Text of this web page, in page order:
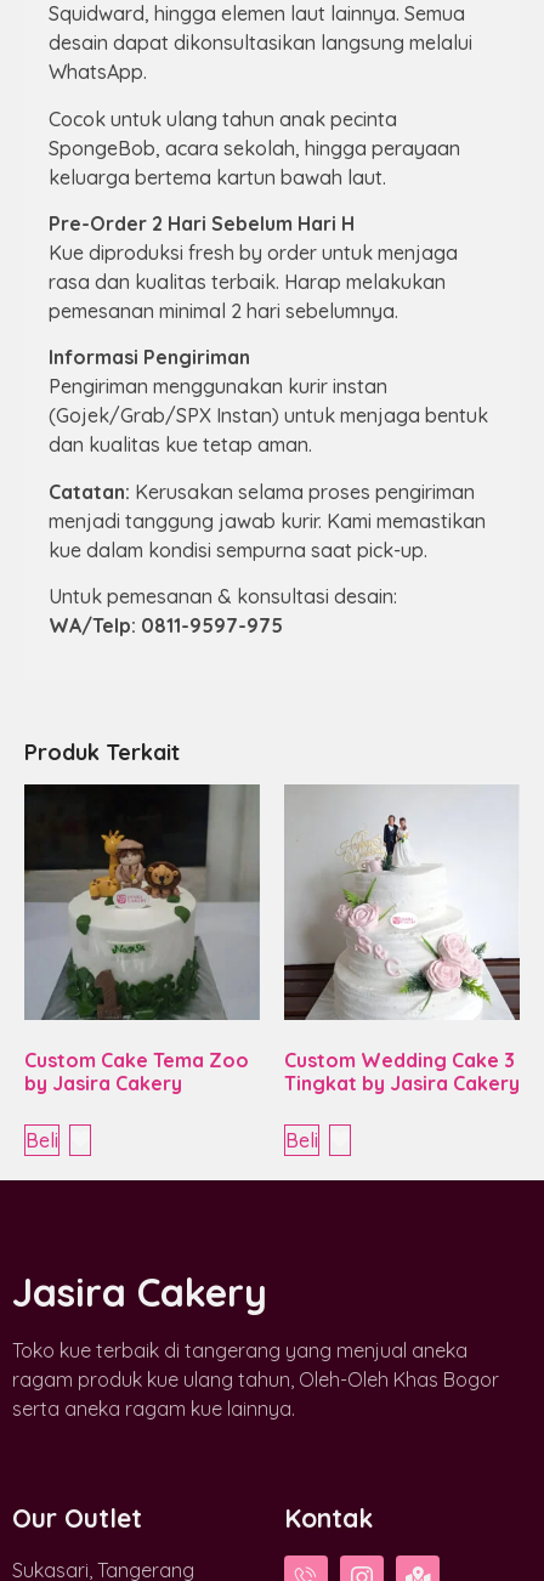
Produk Terkait
Custom Cake Tema Zoo
by Jasira Cakery
Beli
Custom Wedding Cake 3
Tingkat by Jasira Cakery
Beli
Squidward, hingga elemen laut lainnya. Semua
desain dapat dikonsultasikan langsung melalui
WhatsApp.
Cocok untuk ulang tahun anak pecinta
SpongeBob, acara sekolah, hingga perayaan
keluarga bertema kartun bawah laut.
Pre-Order 2 Hari Sebelum Hari H
Kue diproduksi fresh by order untuk menjaga
rasa dan kualitas terbaik. Harap melakukan
pemesanan minimal 2 hari sebelumnya.
Informasi Pengiriman
Pengiriman menggunakan kurir instan
(Gojek/Grab/SPX Instan) untuk menjaga bentuk
dan kualitas kue tetap aman.
Catatan: Kerusakan selama proses pengiriman
menjadi tanggung jawab kurir. Kami memastikan
kue dalam kondisi sempurna saat pick-up.
Untuk pemesanan & konsultasi desain:
WA/Telp: 0811-9597-975
Jasira Cakery
Toko kue terbaik di tangerang yang menjual aneka
ragam produk kue ulang tahun, Oleh-Oleh Khas Bogor
serta aneka ragam kue lainnya.
Our Outlet
Sukasari, Tangerang
Kontak